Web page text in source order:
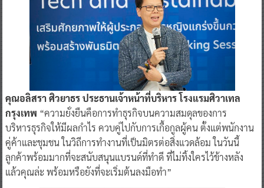
คุณอลิสรา ศิวยาธร ประธานเจ้าหน้าที่บริหาร โรงแรมศิวาเทล
กรุงเทพ “ความยั่งยืนคือการทำธุรกิจบนความสมดุลของการ
บริหารธุรกิจให้มีผลกำไร ควบคู่ไปกับการเกื้อกูลผู้คน ตั้งแต่พนักงาน
คู่ค้าและชุมชน ในวิถีการทำงานที่เป็นมิตรต่อสิ่งแวดล้อม ในวันนี้
ลูกค้าพร้อมมากที่จะสนับสนุนแบรนด์ที่ทำดี ที่ไม่ทิ้งใครไว้ข้างหลัง
แล้วคุณล่ะ พร้อมหรือยังที่จะเริ่มต้นลงมือทำ”